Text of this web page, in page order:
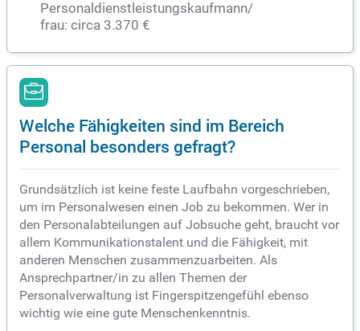
Personaldienstleistungskaufmann/
frau: circa 3.370 €
Welche Fähigkeiten sind im Bereich
Personal besonders gefragt?
Grundsätzlich ist keine feste Laufbahn vorgeschrieben,
um im Personalwesen einen Job zu bekommen. Wer in
den Personalabteilungen auf Jobsuche geht, braucht vor
allem Kommunikationstalent und die Fähigkeit, mit
anderen Menschen zusammenzuarbeiten. Als
Ansprechpartner/in zu allen Themen der
Personalverwaltung ist Fingerspitzengefühl ebenso
wichtig wie eine gute Menschenkenntnis.